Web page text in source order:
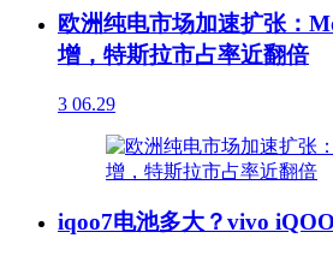
欧洲纯电市场加速扩张：
增，特斯拉市占率近翻倍
3 06.29
iqoo7电池多大？vivo